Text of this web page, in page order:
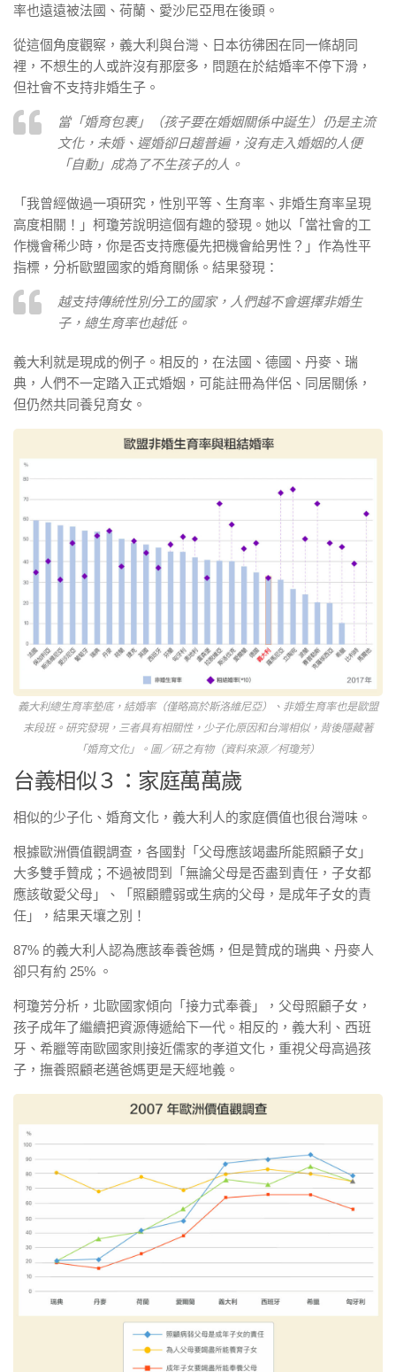
率也遠遠被法國、荷蘭、愛沙尼亞甩在後頭。
從這個角度觀察，義大利與台灣、日本彷彿困在同一條胡同
裡，不想生的人或許沒有那麼多，問題在於結婚率不停下滑，
但社會不支持非婚生子。
當「婚育包裹」（孩子要在婚姻關係中誕生）仍是主流
文化，未婚、遲婚卻日趨普遍，沒有走入婚姻的人便
「自動」成為了不生孩子的人。
「我曾經做過一項研究，性別平等、生育率、非婚生育率呈現
高度相關！」柯瓊芳說明這個有趣的發現。她以「當社會的工
作機會稀少時，你是否支持應優先把機會給男性？」作為性平
指標，分析歐盟國家的婚育關係。結果發現：
越支持傳統性別分工的國家，人們越不會選擇非婚生
子，總生育率也越低。
義大利就是現成的例子。相反的，在法國、德國、丹麥、瑞
典，人們不一定踏入正式婚姻，可能註冊為伴侶、同居關係，
但仍然共同養兒育女。
義大利總生育率墊底，結婚率（僅略高於斯洛維尼亞）、非婚生育率也是歐盟
末段班。研究發現，三者具有相關性，少子化原因和台灣相似，背後隱藏著
「婚育文化」。圖／研之有物（資料來源／柯瓊芳）
台義相似３：家庭萬萬歲
相似的少子化、婚育文化，義大利人的家庭價值也很台灣味。
根據歐洲價值觀調查，各國對「父母應該竭盡所能照顧子女」
大多雙手贊成；不過被問到「無論父母是否盡到責任，子女都
應該敬愛父母」、「照顧體弱或生病的父母，是成年子女的責
任」，結果天壤之別！
87% 的義大利人認為應該奉養爸媽，但是贊成的瑞典、丹麥人
卻只有約 25% 。
柯瓊芳分析，北歐國家傾向「接力式奉養」，父母照顧子女，
孩子成年了繼續把資源傳遞給下一代。相反的，義大利、西班
牙、希臘等南歐國家則接近儒家的孝道文化，重視父母高過孩
子，撫養照顧老邁爸媽更是天經地義。